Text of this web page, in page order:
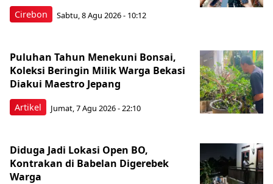
Cirebon Sabtu, 8 Agu 2026 - 10:12
Artikel
Puluhan Tahun Menekuni Bonsai,
Koleksi Beringin Milik Warga Bekasi
Diakui Maestro Jepang
Jumat, 7 Agu 2026 - 22:10
Diduga Jadi Lokasi Open BO,
Kontrakan di Babelan Digerebek
Warga